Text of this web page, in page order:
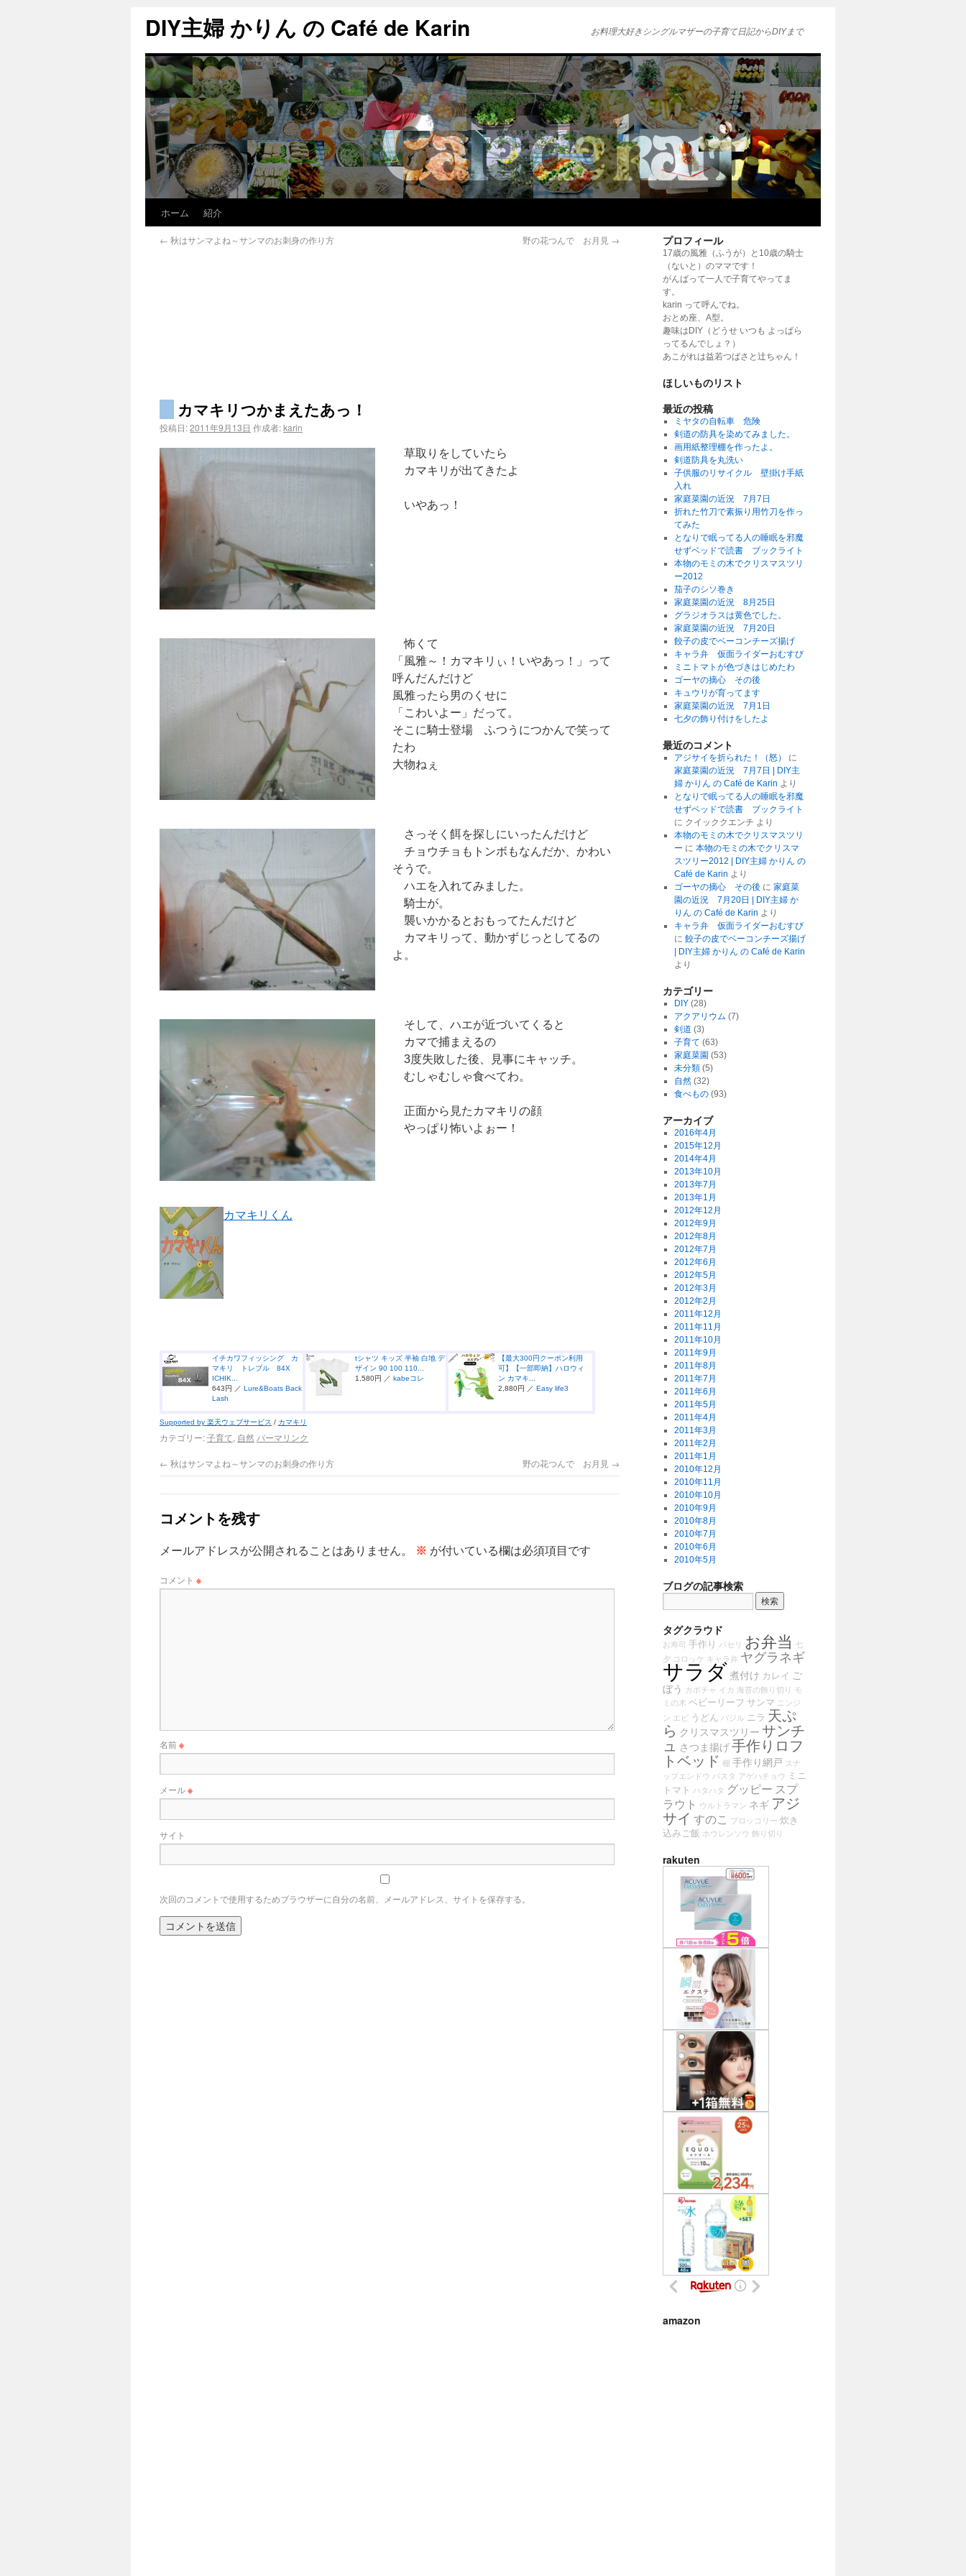
DIY主婦 かりん の Café de Karin お料理大好きシングルマザーの子育て日記からDIYまで
ホーム 紹介
← 秋はサンマよね～サンマのお刺身の作り方 野の花つんで お月見 →
カマキリつかまえたあっ！
投稿日:2011年9月13日 作成者:karin
草取りをしていたら
カマキリが出てきたよ
いやあっ！
怖くて
「風雅～！カマキリぃ！いやあっ！」って
呼んだんだけど
風雅ったら男のくせに
「こわいよー」だって。
そこに騎士登場 ふつうにつかんで笑って
たわ
大物ねぇ
さっそく餌を探しにいったんだけど
チョウチョもトンボもなんだか、かわい
そうで。
ハエを入れてみました。
騎士が。
襲いかかるとおもってたんだけど
カマキリって、動かずじっとしてるの
よ。
そして、ハエが近づいてくると
カマで捕まえるの
3度失敗した後、見事にキャッチ。
むしゃむしゃ食べてわ。
正面から見たカマキリの顔
やっぱり怖いよぉー！
カマキリくん
イチカワフィッシング カ
マキリ トレブル 84X
ICHIK...
643円 ／ Lure&Boats Back
Lash
tシャツ キッズ 半袖 白地 デ
ザイン 90 100 110...
1,580円 ／ kabeコレ
【最大300円クーポン利用
可】【一部即納】ハロウィ
ン カマキ...
2,880円 ／ Easy life3
Supported by 楽天ウェブサービス / カマキリ
カテゴリー:子育て, 自然 パーマリンク
← 秋はサンマよね～サンマのお刺身の作り方 野の花つんで お月見 →
コメントを残す
メールアドレスが公開されることはありません。 ※ が付いている欄は必須項目です
コメント ※
名前※
メール※
サイト
次回のコメントで使用するためブラウザーに自分の名前、メールアドレス、サイトを保存する。
プロフィール
17歳の風雅（ふうが）と10歳の騎士
（ないと）のママです！
がんばって一人で子育てやってま
す。
karin って呼んでね。
おとめ座、A型。
趣味はDIY（どうせ いつも よっぱら
ってるんでしょ？）
あこがれは益若つばさと辻ちゃん！
ほしいものリスト
最近の投稿
ミヤタの自転車 危険
剣道の防具を染めてみました。
画用紙整理棚を作ったよ。
剣道防具を丸洗い
子供服のリサイクル 壁掛け手紙
入れ
家庭菜園の近況 7月7日
折れた竹刀で素振り用竹刀を作っ
てみた
となりで眠ってる人の睡眠を邪魔
せずベッドで読書 ブックライト
本物のモミの木でクリスマスツリ
ー2012
茄子のシソ巻き
家庭菜園の近況 8月25日
グラジオラスは黄色でした。
家庭菜園の近況 7月20日
餃子の皮でベーコンチーズ揚げ
キャラ弁 仮面ライダーおむすび
ミニトマトが色づきはじめたわ
ゴーヤの摘心 その後
キュウリが育ってます
家庭菜園の近況 7月1日
七夕の飾り付けをしたよ
最近のコメント
アジサイを折られた！（怒）
に
家庭菜園の近況 7月7日 | DIY主
婦 かりん の Café de Karin より
となりで眠ってる人の睡眠を邪魔
せずベッドで読書 ブックライト
に クイッククエンチ より
本物のモミの木でクリスマスツリ
ー に 本物のモミの木でクリスマ
スツリー2012 | DIY主婦 かりん の
Café de Karin より
ゴーヤの摘心 その後 に 家庭菜
園の近況 7月20日 | DIY主婦 か
りん の Café de Karin より
キャラ弁 仮面ライダーおむすび
に 餃子の皮でベーコンチーズ揚げ
| DIY主婦 かりん の Café de Karin
より
カテゴリー
DIY(28)
アクアリウム (7)
剣道 (3)
子育て (63)
家庭菜園 (53)
未分類(5)
自然(32)
食べもの(93)
アーカイブ
2016年4月
2015年12月
2014年4月
2013年10月
2013年7月
2013年1月
2012年12月
2012年9月
2012年8月
2012年7月
2012年6月
2012年5月
2012年3月
2012年2月
2011年12月
2011年11月
2011年10月
2011年9月
2011年8月
2011年7月
2011年6月
2011年5月
2011年4月
2011年3月
2011年2月
2011年1月
2010年12月
2010年11月
2010年10月
2010年9月
2010年8月
2010年7月
2010年6月
2010年5月
ブログの記事検索
タグクラウド
お寿司 手作り パセリ お弁当 七
夕 コロッケ キャラ弁 ヤグラネギ
サラダ煮付け カレイ ご
ぼう
カボチャ イカ 海苔の飾り切り モ
ミの木 ベビーリーフ サンマ ニンジ
ン
エビ うどん バジル ニラ 天ぷ
ら クリスマスツリー サンチ
ュ
さつま揚げ手作りロフ
トベッド 棚 手作り網戸 スナ
ップエンドウ パスタ アゲハチョウ
ミニ
トマト ハタハタ グッピー スプ
ラウト
ウルトラマン ネギ アジ
サイ すのこ ブロッコリー 炊き
込みご飯 ホウレンソウ 飾り切り
rakuten
amazon